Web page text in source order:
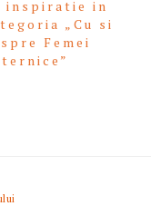
inspiratie in
„Cu si
Femei